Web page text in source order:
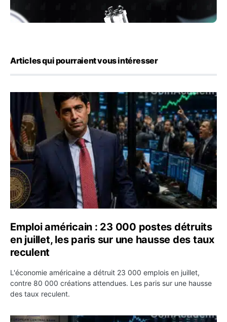
Articles qui pourraient vous intéresser
Emploi américain : 23 000 postes détruits en juillet, les
Emploi américain : 23 000 postes détruits
en juillet, les paris sur une hausse des taux
reculent
L'économie américaine a détruit 23 000 emplois en juillet,
contre 80 000 créations attendues. Les paris sur une hausse
des taux reculent.